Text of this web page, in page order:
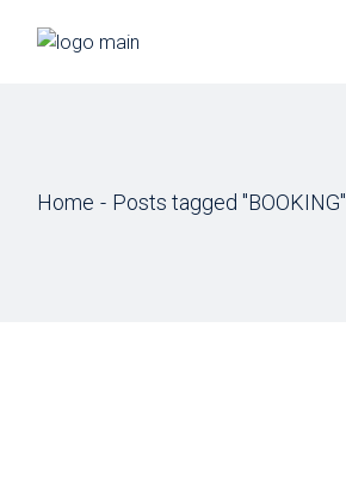
Home Posts tagged "BOOKING"